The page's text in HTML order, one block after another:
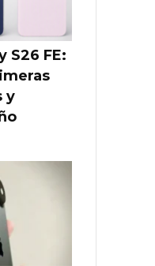
S26 FE:
y